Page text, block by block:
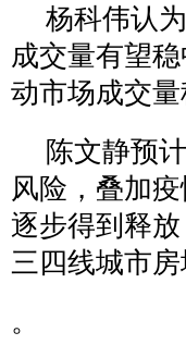
杨科伟认
成交量有望
动市场成交
陈文静预
风险，叠加
逐步得到释
三四线城市
。